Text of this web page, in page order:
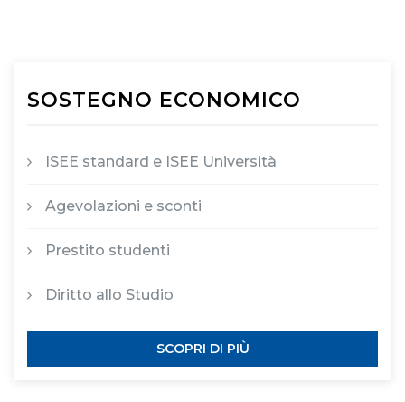
SOSTEGNO ECONOMICO
ISEE standard e ISEE Università
Agevolazioni e sconti
Prestito studenti
Diritto allo Studio
SCOPRI DI PIÙ